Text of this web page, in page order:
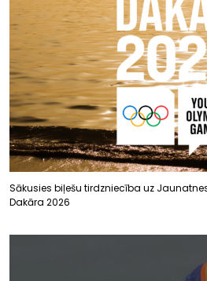
Sākusies biļešu tirdzniecība uz
Dakāra 2026